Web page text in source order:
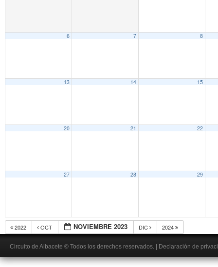
6 7 8
13 14 15
20 21 22
27 28 29
2022 OCT NOVIEMBRE 2023 DIC 2024
Circuito de Albacete © Todos los derechos reservados. Declaración de